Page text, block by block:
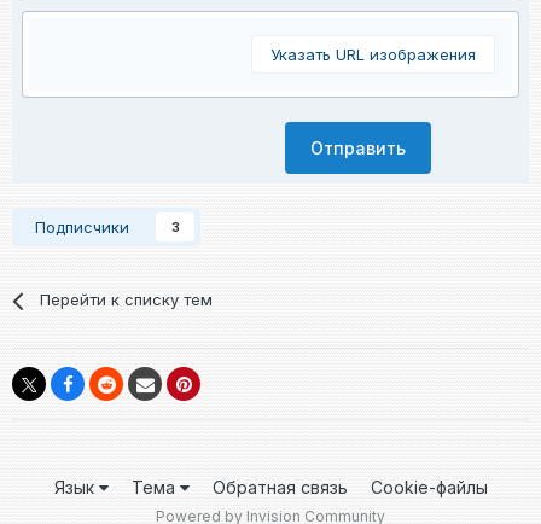
Указать URL изображения
Отправить
Подписчики 3
Перейти к списку тем
Язык Тема Обратная связь Cookie-файлы
Powered by Invision Community